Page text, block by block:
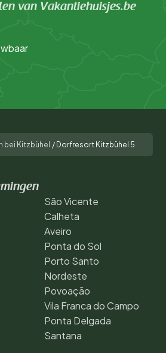
van Vakantiehuisjes.be
bei Kitzbühel / Dorfresort Kitzbühel 5
São Vicente
Calheta
Aveiro
Ponta do Sol
Porto Santo
Nordeste
Povoação
Vila Franca do Campo
Ponta Delgada
Santana